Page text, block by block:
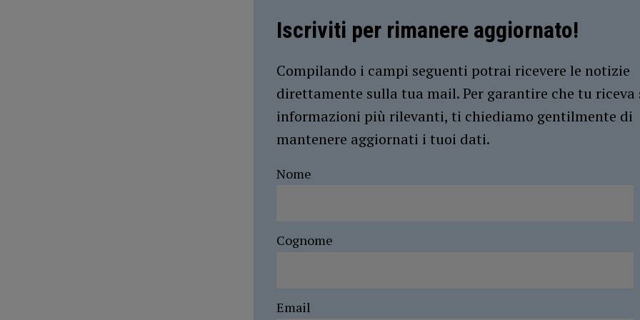
Iscriviti per rimanere aggiornato!
Compilando i campi seguenti potrai ricevere le notizie
direttamente sulla tua mail. Per garantire che tu riceva
informazioni più rilevanti, ti chiediamo gentilmente di
mantenere aggiornati i tuoi dati.
Nome
Cognome
Email